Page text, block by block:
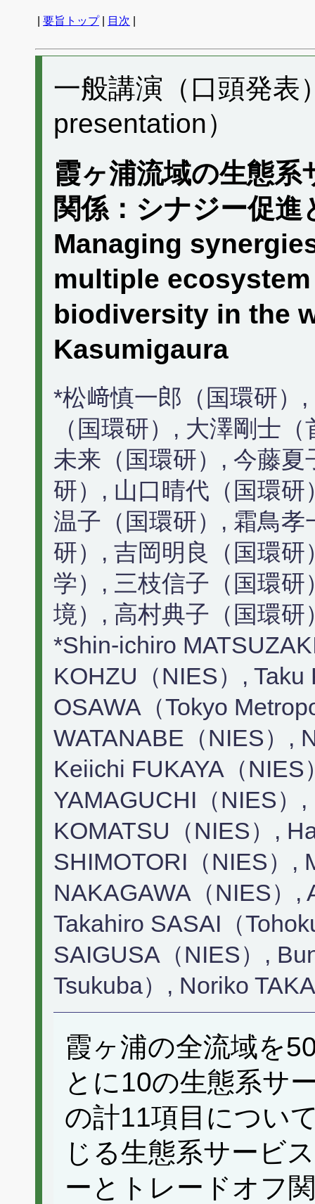
要旨トップ| 目次
一般講演（口頭発
presentation）
霞ヶ浦流域の生態
関係：シナジー促
Managing
multiple
biodiversity in the
Kasumigaura
*松﨑慎一郎（国環研）
（国環研）, 大澤剛士
未来（国環研）, 今藤
研）, 山口晴代（国環
温子（国環研）, 霜鳥
研）, 吉岡明良（国環
学）, 三枝信子（国環
境）, 高村典子（国環研
*Shin-ichiro
KOHZU（NIES）,
OSAWA（Tokyo
WATANABE（NIES）,
Keiichi FUKAYA（NIES
YAMAGUCHI（NIES）
KOMATSU（NIES）,
SHIMOTORI（NIES）,
NAKAGAWA（NIES）,
Takahiro SASAI（
SAIGUSA（NIES）,
Tsukuba）, Noriko
霞ヶ浦の全流域を
とに10の生態系サ
の計11項目につい
じる生態系サービ
ーとトレードオフ